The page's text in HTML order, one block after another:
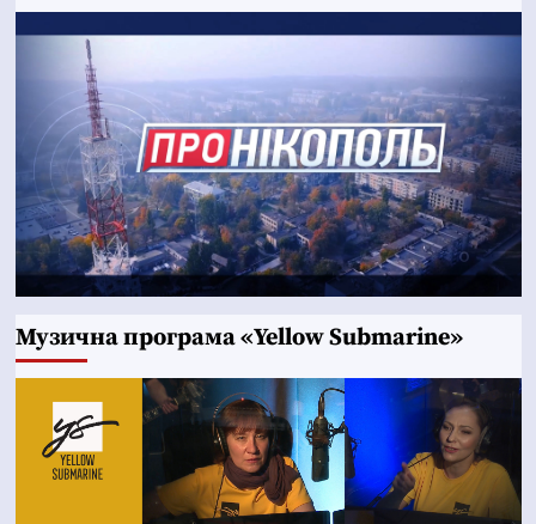
Музична програма «Yellow Submarine»